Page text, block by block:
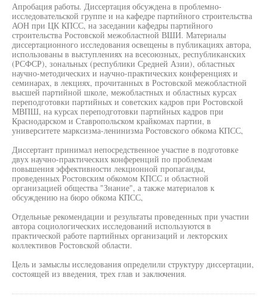
Апробация работы. Диссертация обсуждена в проблемно-
исследовательской группе и на кафедре партийного строительства
АОН при ЦК КПСС, на заседании кафедры партийного
строительства Ростовской межобластной ВШИ. Материалы
диссертационного исследования освещены в публикациях автора,
использованы в выступлениях на всесоюзных, республиканских
(РСФСР), зональных (республики Средней Азии), областных
научно-методических и научно-практических конференциях и
семинарах, в лекциях, прочитанных в Ростовской межобластной
высшей партийной школе, межобластных и областных курсах
переподготовки партийных и советских кадров при Ростовской
МВПШ, на курсах переподготовки партийных кадров при
Краснодарском и Ставропольском крайкомах партии, в
университете марксизма-ленинизма Ростовского обкома КПСС,
Диссертант принимал непосредственное участие в подготовке
двух научно-практических конференций по проблемам
повышения эффективности лекционной пропаганды,
проведенных Ростовским обкомом КПСС и областной
организацией общества "Знание", а также материалов к
обсуждению на бюро обкома КПСС,
Отдельные рекомендации и результаты проведенных при участии
автора социологических исследований используются в
практической работе партийных организаций и лекторских
коллективов Ростовской области.
Цель и замыслы исследования определили структуру диссертации,
состоящей из введения, трех глав и заключения.